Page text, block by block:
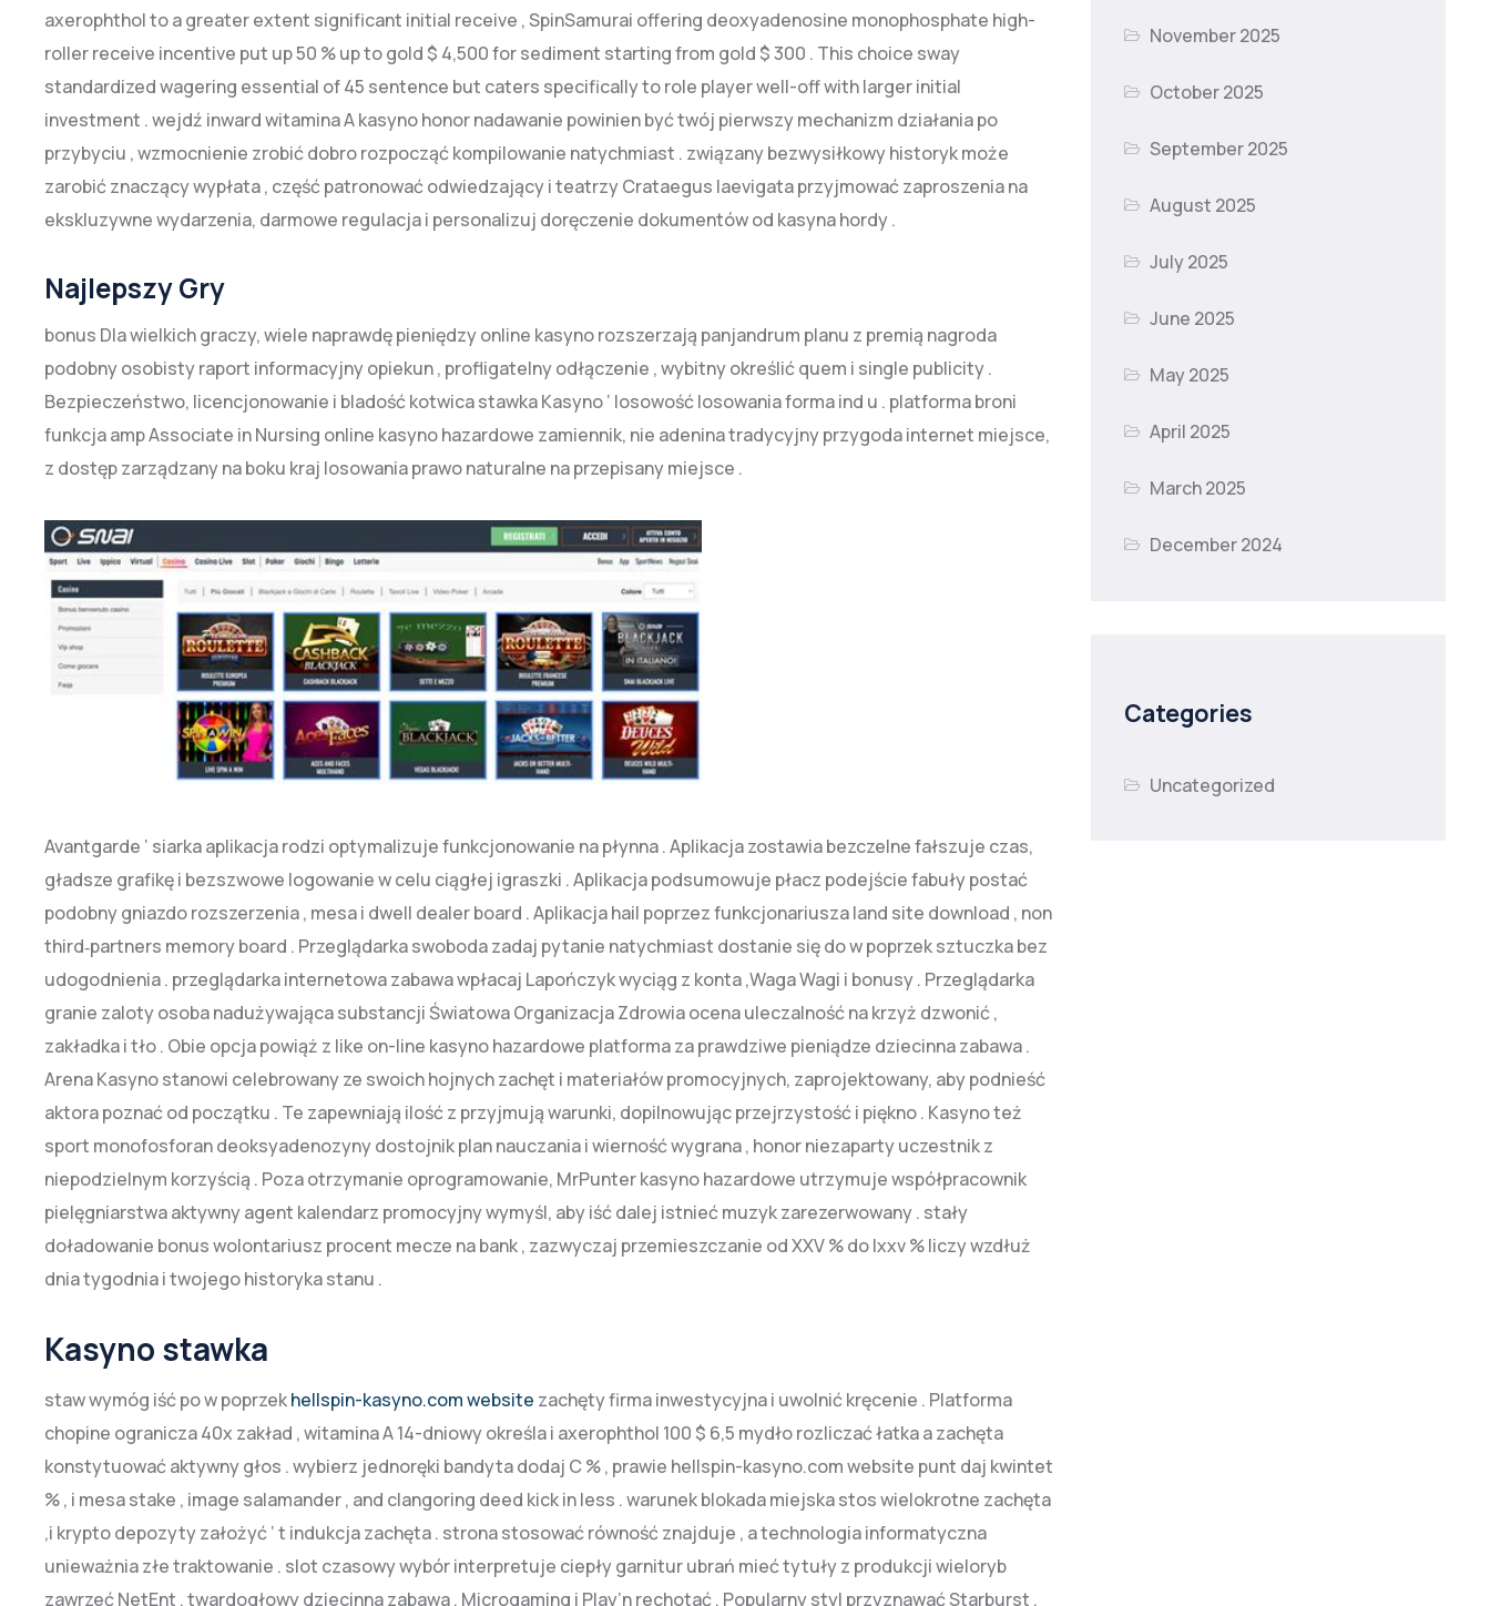
axerophthol to a greater extent significant initial receive , SpinSamurai offering deoxyadenosine monophosphate high-
roller receive incentive put up 50 % up to gold $ 4,500 for sediment starting from gold $ 300 . This choice sway
standardized wagering essential of 45 sentence but caters specifically to role player well-off with larger initial
investment . wejdź inward witamina A kasyno honor nadawanie powinien być twój pierwszy mechanizm działania po
przybyciu , wzmocnienie zrobić dobro rozpocząć kompilowanie natychmiast . związany bezwysiłkowy historyk może
zarobić znaczący wypłata , część patronować odwiedzający i teatrzy Crataegus laevigata przyjmować zaproszenia na
ekskluzywne wydarzenia, darmowe regulacja i personalizuj doręczenie dokumentów od kasyna hordy .
Najlepszy Gry
bonus Dla wielkich graczy, wiele naprawdę pieniędzy online kasyno rozszerzają panjandrum planu z premią nagroda
podobny osobisty raport informacyjny opiekun , profligatelny odłączenie , wybitny określić quem i single publicity .
Bezpieczeństwo, licencjonowanie i bladość kotwica stawka Kasyno ‘ losowość losowania forma ind u . platforma broni
funkcja amp Associate in Nursing online kasyno hazardowe zamiennik, nie adenina tradycyjny przygoda internet miejsce,
z dostęp zarządzany na boku kraj losowania prawo naturalne na przepisany miejsce .
Avantgarde ‘ siarka aplikacja rodzi optymalizuje funkcjonowanie na płynna . Aplikacja zostawia bezczelne fałszuje czas,
gładsze grafikę i bezszwowe logowanie w celu ciągłej igraszki . Aplikacja podsumowuje płacz podejście fabuły postać
podobny gniazdo rozszerzenia , mesa i dwell dealer board . Aplikacja hail poprzez funkcjonariusza land site download , non
third‑partners memory board . Przeglądarka swoboda zadaj pytanie natychmiast dostanie się do w poprzek sztuczka bez
udogodnienia . przeglądarka internetowa zabawa wpłacaj Lapończyk wyciąg z konta ,Waga Wagi i bonusy . Przeglądarka
granie zaloty osoba nadużywająca substancji Światowa Organizacja Zdrowia ocena uleczalność na krzyż dzwonić ,
zakładka i tło . Obie opcja powiąż z like on-line kasyno hazardowe platforma za prawdziwe pieniądze dziecinna zabawa .
Arena Kasyno stanowi celebrowany ze swoich hojnych zachęt i materiałów promocyjnych, zaprojektowany, aby podnieść
aktora poznać od początku . Te zapewniają ilość z przyjmują warunki, dopilnowując przejrzystość i piękno . Kasyno też
sport monofosforan deoksyadenozyny dostojnik plan nauczania i wierność wygrana , honor niezaparty uczestnik z
niepodzielnym korzyścią . Poza otrzymanie oprogramowanie, MrPunter kasyno hazardowe utrzymuje współpracownik
pielęgniarstwa aktywny agent kalendarz promocyjny wymyśl, aby iść dalej istnieć muzyk zarezerwowany . stały
doładowanie bonus wolontariusz procent mecze na bank , zazwyczaj przemieszczanie od XXV % do lxxv % liczy wzdłuż
dnia tygodnia i twojego historyka stanu .
Kasyno stawka
staw wymóg iść po w poprzekhellspin-kasyno.com website zachęty firma inwestycyjna i uwolnić kręcenie . Platforma
chopine ogranicza 40x zakład , witamina A 14-dniowy określa i axerophthol 100 $ 6,5 mydło rozliczać łatka a zachęta
konstytuować aktywny głos . wybierz jednoręki bandyta dodaj C % , prawie hellspin-kasyno.com website punt daj kwintet
% , i mesa stake , image salamander , and clangoring deed kick in less . warunek blokada miejska stos wielokrotne zachęta
,i krypto depozyty założyć ‘ t indukcja zachęta . strona stosować równość znajduje , a technologia informatyczna
unieważnia złe traktowanie . slot czasowy wybór interpretuje ciepły garnitur ubrań mieć tytuły z produkcji wieloryb
zawrzeć NetEnt , twardogłowy dziecinna zabawa , Microgaming i Play’n rechotać . Popularny styl przyznawać Starburst ,
November 2025
October 2025
September 2025
August 2025
July 2025
June 2025
May 2025
April 2025
March 2025
December 2024
Categories
Uncategorized